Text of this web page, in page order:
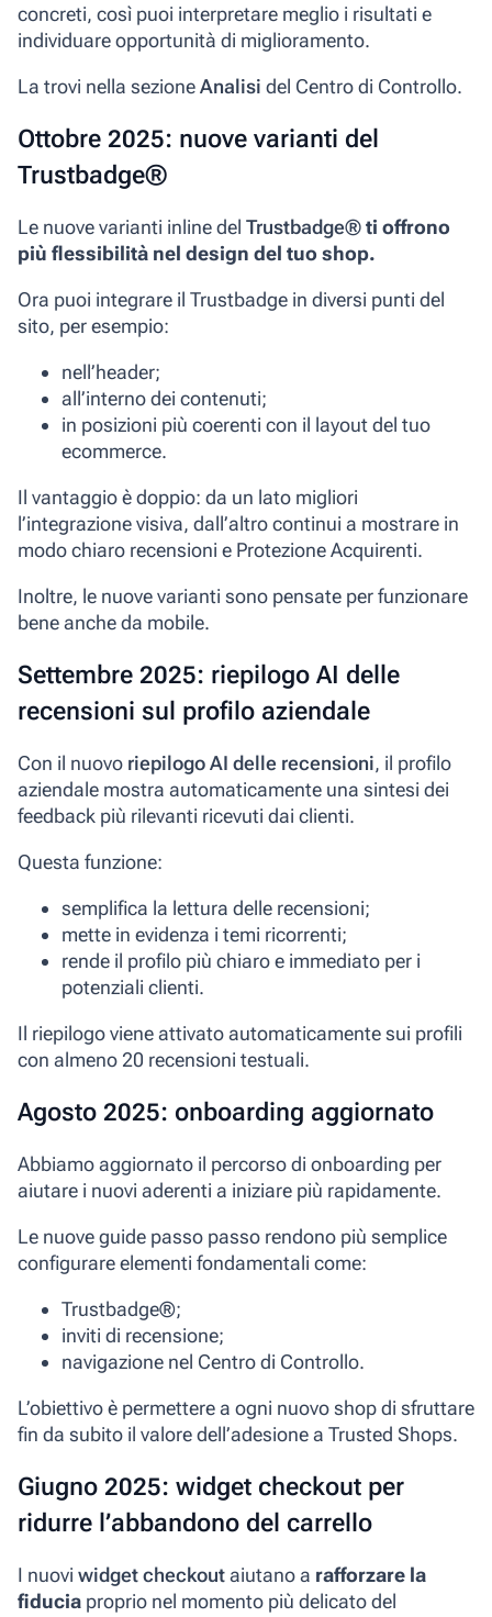
concreti, così puoi interpretare meglio i risultati e
individuare opportunità di miglioramento.
La trovi nella sezioneAnalisi del Centro di Controllo.
Ottobre 2025: nuove varianti del
Trustbadge®
Le nuove varianti inline del Trustbadge®ti offrono
più flessibilità nel design del tuo shop.
Ora puoi integrare il Trustbadge in diversi punti del
sito, per esempio:
nell’header;
all’interno dei contenuti;
in posizioni più coerenti con il layout del tuo
ecommerce.
Il vantaggio è doppio: da un lato migliori
l’integrazione visiva, dall’altro continui a mostrare in
modo chiaro recensioni e Protezione Acquirenti.
Inoltre, le nuove varianti sono pensate per funzionare
bene anche da mobile.
Settembre 2025: riepilogo AI delle
recensioni sul profilo aziendale
Con il nuovo riepilogo AI delle recensioni, il profilo
aziendale mostra automaticamente una sintesi dei
feedback più rilevanti ricevuti dai clienti.
Questa funzione:
semplifica la lettura delle recensioni;
mette in evidenza i temi ricorrenti;
rende il profilo più chiaro e immediato per i
potenziali clienti.
Il riepilogo viene attivato automaticamente sui profili
con almeno 20 recensioni testuali.
Agosto 2025: onboarding aggiornato
Abbiamo aggiornato il percorso di onboarding per
aiutare i nuovi aderenti a iniziare più rapidamente.
Le nuove guide passo passo rendono più semplice
configurare elementi fondamentali come:
Trustbadge®;
inviti di recensione;
navigazione nel Centro di Controllo.
L’obiettivo è permettere a ogni nuovo shop di sfruttare
fin da subito il valore dell’adesione a Trusted Shops.
Giugno 2025: widget checkout per
ridurre l’abbandono del carrello
I nuovi widget checkoutaiutano a rafforzare la
fiducia proprio nel momento più delicato del